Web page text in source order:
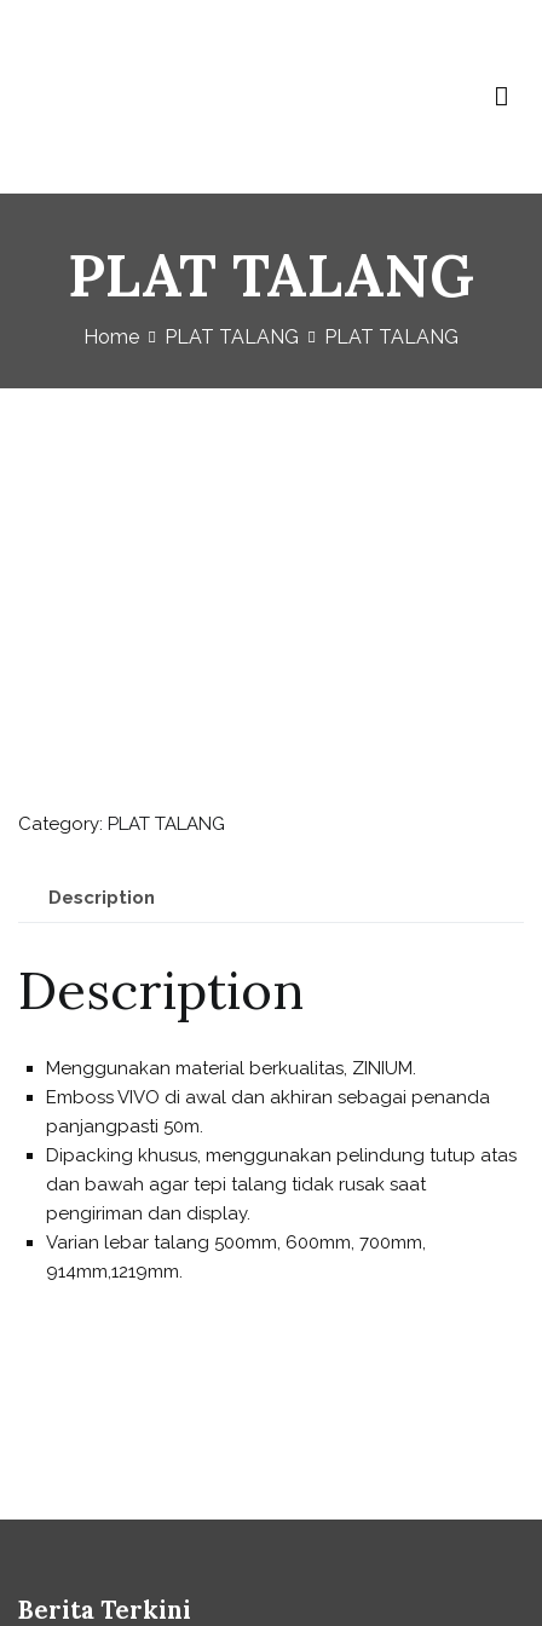
Baja Ringan Vivo
Website Baja Ringan Vivo
PLAT TALANG
Home PLAT TALANG PLAT TALANG
Category: PLAT TALANG
Description
Description
Menggunakan material berkualitas, ZINIUM.
Emboss VIVO di awal dan akhiran sebagai penanda
panjangpasti 50m.
Dipacking khusus, menggunakan pelindung tutup atas
dan bawah agar tepi talang tidak rusak saat
pengiriman dan display.
Varian lebar talang 500mm, 600mm, 700mm,
914mm,1219mm.
Berita Terkini